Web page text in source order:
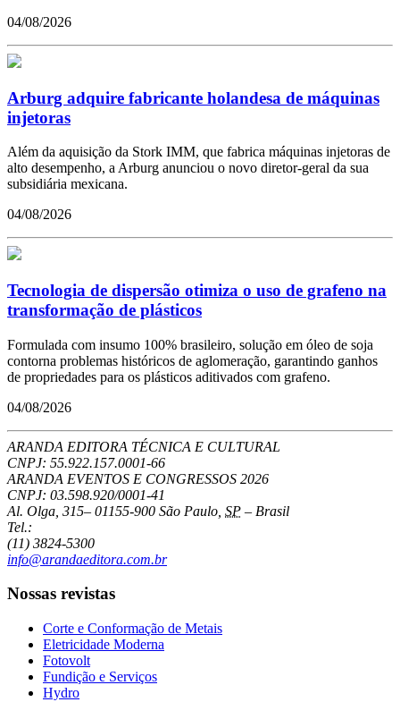
04/08/2026
Arburg adquire fabricante holandesa de máquinas
injetoras
Além da aquisição da Stork IMM, que fabrica máquinas injetoras de
alto desempenho, a Arburg anunciou o novo diretor-geral da sua
subsidiária mexicana.
04/08/2026
Tecnologia de dispersão otimiza o uso de grafeno na
transformação de plásticos
Formulada com insumo 100% brasileiro, solução em óleo de soja
contorna problemas históricos de aglomeração, garantindo ganhos
de propriedades para os plásticos aditivados com grafeno.
04/08/2026
ARANDA EDITORA TÉCNICA E CULTURAL
CNPJ: 55.922.157.0001-66
ARANDA EVENTOS E CONGRESSOS 2026
CNPJ: 03.598.920/0001-41
Al. Olga, 315– 01155-900 São Paulo SP – Brasil
Tel.:
(11) 3824-5300
info@arandaeditora.com.br
Nossas revistas
Corte e Conformação de Metais
Eletricidade Moderna
Fotovolt
Fundição e Serviços
Hydro